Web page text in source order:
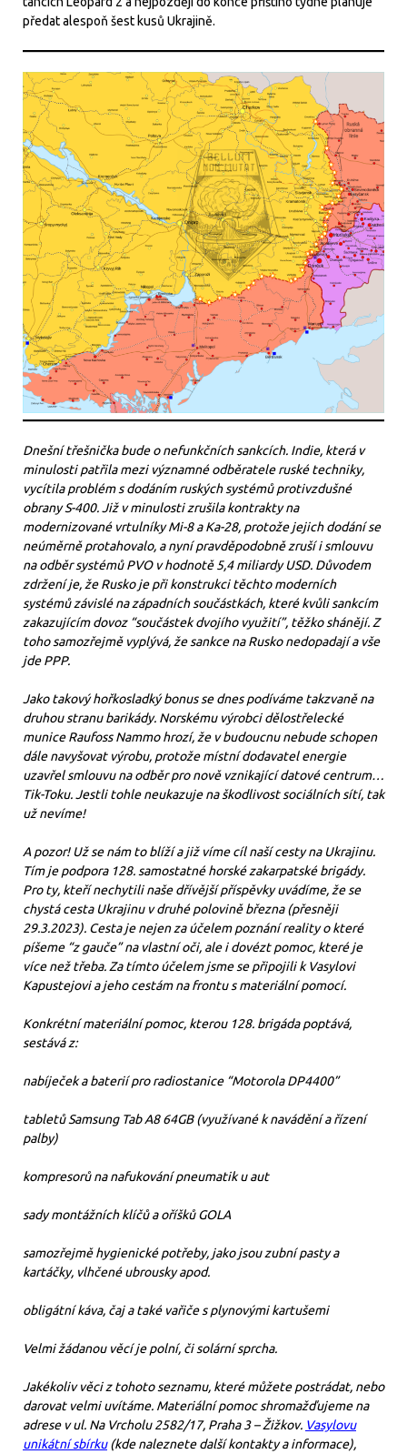
předat alespoň šest kusů Ukrajině.
Dnešní třešnička bude o nefunkčních sankcích. Indie, která v
minulosti patřila mezi významné odběratele ruské techniky,
vycítila problém s dodáním ruských systémů protivzdušné
obrany S-400. Již v minulosti zrušila kontrakty na
modernizované vrtulníky Mi-8 a Ka-28, protože jejich dodání se
neúměrně protahovalo, a nyní pravděpodobně zruší i smlouvu
na odběr systémů PVO v hodnotě 5,4 miliardy USD. Důvodem
zdržení je, že Rusko je při konstrukci těchto moderních
systémů závislé na západních součástkách, které kvůli sankcím
zakazujícím dovoz “součástek dvojího využití”, těžko shánějí. Z
toho samozřejmě vyplývá, že sankce na Rusko nedopadají a vše
jde PPP.
Jako takový hořkosladký bonus se dnes podíváme takzvaně na
druhou stranu barikády. Norskému výrobci dělostřelecké
munice Raufoss Nammo hrozí, že v budoucnu nebude schopen
dále navyšovat výrobu, protože místní dodavatel energie
uzavřel smlouvu na odběr pro nově vznikající datové centrum…
Tik-Toku. Jestli tohle neukazuje na škodlivost sociálních sítí, tak
už nevíme!
A pozor! Už se nám to blíží a již víme cíl naší cesty na Ukrajinu.
Tím je podpora 128. samostatné horské zakarpatské brigády.
Pro ty, kteří nechytili naše dřívější příspěvky uvádíme, že se
chystá cesta Ukrajinu v druhé polovině března (přesněji
29.3.2023). Cesta je nejen za účelem poznání reality o které
píšeme “z gauče” na vlastní oči, ale i dovézt pomoc, které je
více než třeba. Za tímto účelem jsme se připojili k Vasylovi
Kapustejovi a jeho cestám na frontu s materiální pomocí.
Konkrétní materiální pomoc, kterou 128. brigáda poptává,
sestává z:
nabíječek a baterií pro radiostanice “Motorola DP4400”
tabletů Samsung Tab A8 64GB (využívané k navádění a řízení
palby)
kompresorů na nafukování pneumatik u aut
sady montážních klíčů a oříšků GOLA
samozřejmě hygienické potřeby, jako jsou zubní pasty a
kartáčky, vlhčené ubrousky apod.
obligátní káva, čaj a také vařiče s plynovými kartušemi
Velmi žádanou věcí je polní, či solární sprcha.
Jakékoliv věci z tohoto seznamu, které můžete postrádat, nebo
darovat velmi uvítáme. Materiální pomoc shromažďujeme na
adrese v ul. Na Vrcholu 2582/17, Praha 3 – Žižkov. Vasylovu
unikátní sbírku(kde naleznete další kontakty a informace),